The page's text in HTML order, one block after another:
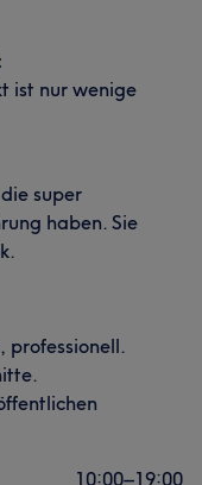
ist nur wenige
super
haben. Sie
professionell.
10:00–19:00